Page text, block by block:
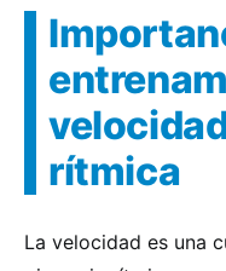
rítmica
La velocidad es una